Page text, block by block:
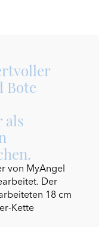
Bote
als
von MyAngel
Der
18 cm
Kette